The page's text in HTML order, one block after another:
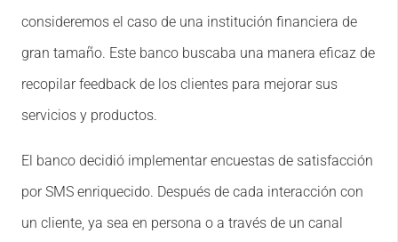
consideremos el caso de una institución financiera de
gran tamaño. Este banco buscaba una manera eficaz de
recopilar feedback de los clientes para mejorar sus
servicios y productos.
El banco decidió implementar encuestas de satisfacción
por SMS enriquecido. Después de cada interacción con
un cliente, ya sea en persona o a través de un canal